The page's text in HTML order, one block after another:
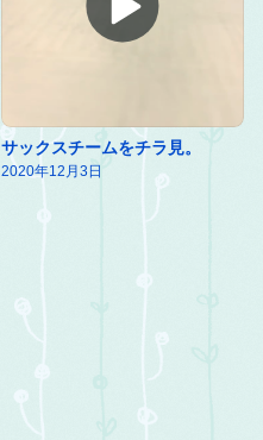
サックスチームをチラ見。
2020年12月3日